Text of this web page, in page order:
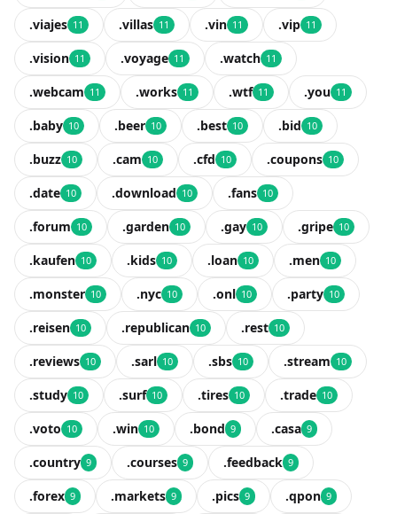
.viajes 11 .villas 11 .vin 11 .vip 11
.vision 11 .voyage 11 .watch 11
.webcam 11 .works 11 .wtf 11 .you 11
.baby 10 .beer 10 .best 10 .bid 10
.buzz 10 .cam 10 .cfd 10 .coupons 10
.date 10 .download 10 .fans 10
.forum 10 .garden 10 .gay 10 .gripe 10
.kaufen 10 .kids 10 .loan 10 .men 10
.monster 10 .nyc 10 .onl 10 .party 10
.reisen 10 .republican 10 .rest 10
.reviews 10 .sarl 10 .sbs 10 .stream 10
.study 10 .surf 10 .tires 10 .trade 10
.voto 10 .win 10 .bond 9 .casa 9
.country 9 .courses 9 .feedback 9
.forex 9 .markets 9 .pics 9 .qpon 9